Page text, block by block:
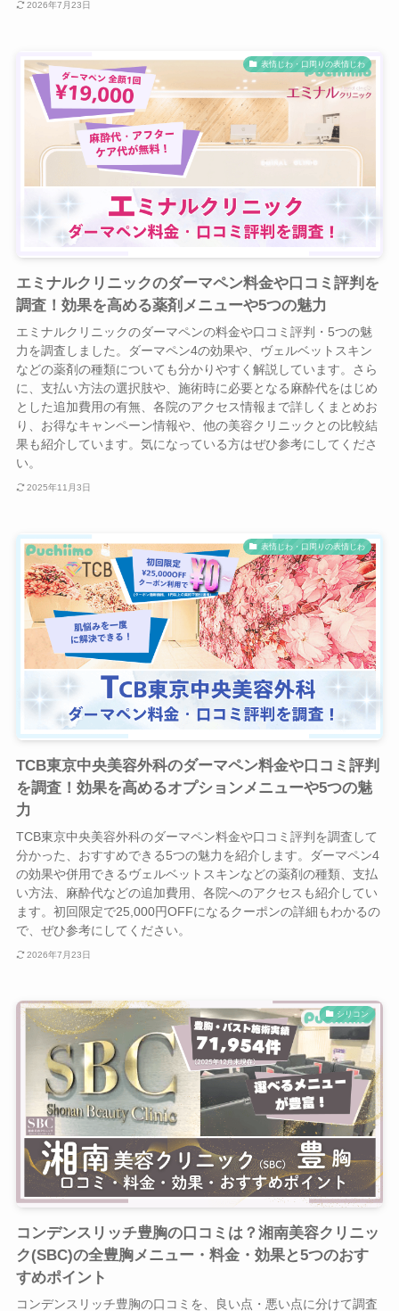
2026年7月23日
表情じわ・口周りの表情じわ
エミナルクリニックのダーマペン料金や口コミ評判を
調査！効果を高める薬剤メニューや5つの魅力
エミナルクリニックのダーマペンの料金や口コミ評判・5つの魅
力を調査しました。ダーマペン4の効果や、ヴェルベットスキン
などの薬剤の種類についても分かりやすく解説しています。さら
に、支払い方法の選択肢や、施術時に必要となる麻酔代をはじめ
とした追加費用の有無、各院のアクセス情報まで詳しくまとめお
り、お得なキャンペーン情報や、他の美容クリニックとの比較結
果も紹介しています。気になっている方はぜひ参考にしてくださ
い。
2025年11月3日
表情じわ・口周りの表情じわ
TCB東京中央美容外科のダーマペン料金や口コミ評判
を調査！効果を高めるオプションメニューや5つの魅
力
TCB東京中央美容外科のダーマペン料金や口コミ評判を調査して
分かった、おすすめできる5つの魅力を紹介します。ダーマペン4
の効果や併用できるヴェルベットスキンなどの薬剤の種類、支払
い方法、麻酔代などの追加費用、各院へのアクセスも紹介してい
ます。初回限定で25,000円OFFになるクーポンの詳細もわかるの
で、ぜひ参考にしてください。
2026年7月23日
シリコン
コンデンスリッチ豊胸の口コミは？湘南美容クリニッ
ク(SBC)の全豊胸メニュー・料金・効果と5つのおす
すめポイント
コンデンスリッチ豊胸の口コミを、良い点・悪い点に分けて調査